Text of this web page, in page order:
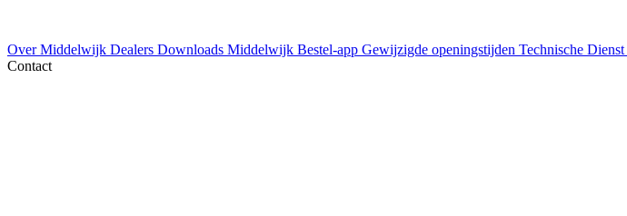
Over Middelwijk Dealers Downloads Middelwijk Bestel-app Gewijzigde openingstijden Technische Dienst
Contact